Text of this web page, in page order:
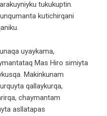
tukukuptin.
kutichirqani
uyaykama,
Mas Hiro simiyta
Makinkunam
qallaykurqa,
chaymantam
asllatapas